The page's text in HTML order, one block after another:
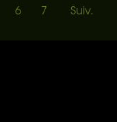
6 7 Suiv.